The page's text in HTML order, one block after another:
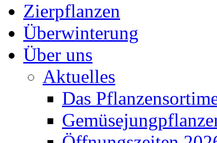
Zierpflanzen
Überwinterung
Über uns
Aktuelles
Das